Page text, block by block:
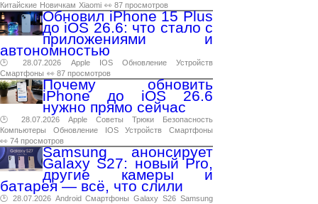
Китайские Новичкам Xiaomi 👀 87 просмотров
Обновил iPhone 15 Plus
до iOS 26.6: что стало с
приложениями и
автономностью
🕑 28.07.2026 Apple IOS Обновление
Устройств
Смартфоны 👀 87 просмотров
Почему обновить
iPhone до iOS 26.6
нужно прямо сейчас
🕑 28.07.2026 Apple Советы Трюки
Безопасность
Компьютеры
Обновление IOS Устройств
Смартфоны
👀 74 просмотров
Samsung анонсирует
Galaxy S27: новый Pro,
другие камеры и
батарея — всё, что слили
🕑 28.07.2026 Android Смартфоны Galaxy S26 Samsung